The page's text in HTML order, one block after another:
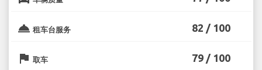
room_service 租车台服务 82 / 100
flag 取车 79 / 100